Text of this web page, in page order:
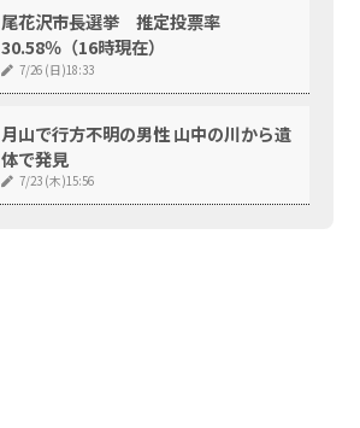
尾花沢市長選挙 推定投票率
30.58％（16時現在）
7/26 (日)18:33
月山で行方不明の男性 山中の川から遺
体で発見
7/23 (木)15:56